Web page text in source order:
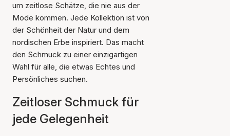
um zeitlose Schätze, die nie aus der
Mode kommen. Jede Kollektion ist von
der Schönheit der Natur und dem
nordischen Erbe inspiriert. Das macht
den Schmuck zu einer einzigartigen
Wahl für alle, die etwas Echtes und
Persönliches suchen.
Zeitloser Schmuck für
jede Gelegenheit